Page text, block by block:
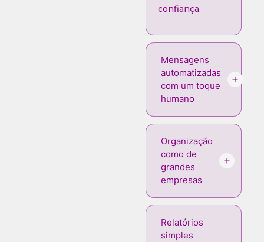
confiança.
Mensagens
automatizadas
com um toque
humano
Organização
como de
grandes
empresas
Relatórios
simples